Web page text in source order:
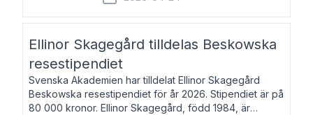
Ellinor Skagegård tilldelas Beskowska
resestipendiet
Svenska Akademien har tilldelat Ellinor Skagegård
Beskowska resestipendiet för år 2026. Stipendiet är på
80 000 kronor. Ellinor Skagegård, född 1984, är